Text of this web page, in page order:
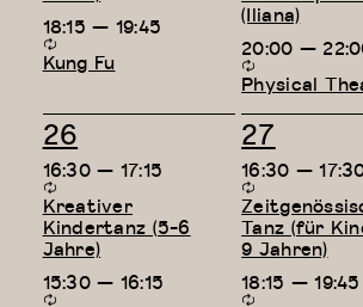
18:15— 19:45
Kung Fu
(Iliana)
20:00 —
Physical
3
Veranstaltungen,
26
16:30— 17:15
Kreativer
Kindertanz (5-6
Jahre)
15:30— 16:15
3
27
16:30 —
Tanz (für
9 Jahren)
18:15 — 19:45